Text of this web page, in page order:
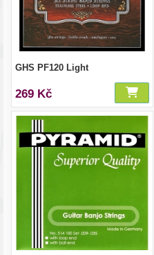
GHS PF120 Light
269 Kč